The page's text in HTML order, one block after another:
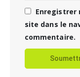
Enregistrer
site dans le
commentaire.